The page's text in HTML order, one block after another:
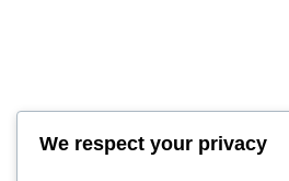
We respect your privacy